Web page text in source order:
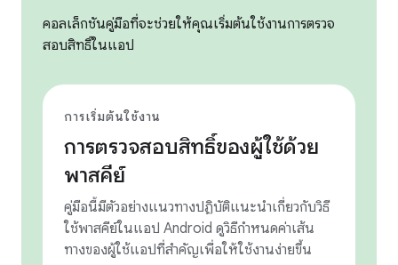
คอลเล็กชันคู่มือที่จะช่วยให้คุณเริ่มต้นใช้งานการตรวจ
สอบสิทธิ์ในแอป
การเริ่มต้นใช้งาน
การตรวจสอบสิทธิ์ของผู้ใช้ด้วย
พาสคีย์
คู่มือนี้มีตัวอย่างแนวทางปฏิบัติแนะนำเกี่ยวกับวิธี
ใช้พาสคีย์ในแอป Android ดูวิธีกำหนดค่าเส้น
ทางของผู้ใช้แอปที่สำคัญเพื่อให้ใช้งานง่ายขึ้น